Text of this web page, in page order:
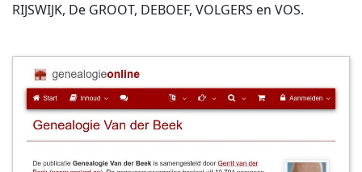
RIJSWIJK, De GROOT, DEBOEF, VOLGERS en VOS.